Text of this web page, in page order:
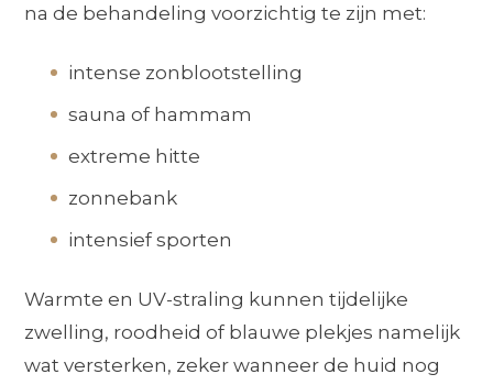
na de behandeling voorzichtig te zijn met:
intense zonblootstelling
sauna of hammam
extreme hitte
zonnebank
intensief sporten
Warmte en UV-straling kunnen tijdelijke
zwelling, roodheid of blauwe plekjes namelijk
wat versterken, zeker wanneer de huid nog